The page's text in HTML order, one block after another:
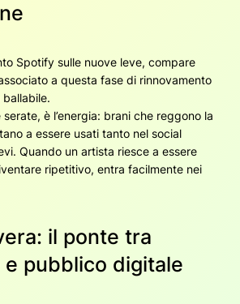
Spotify sulle nuove leve, compare
a questa fase di rinnovamento
è l’energia: brani che reggono la
a essere usati tanto nel social
Quando un artista riesce a essere
ripetitivo, entra facilmente nei
il ponte tra
pubblico digitale